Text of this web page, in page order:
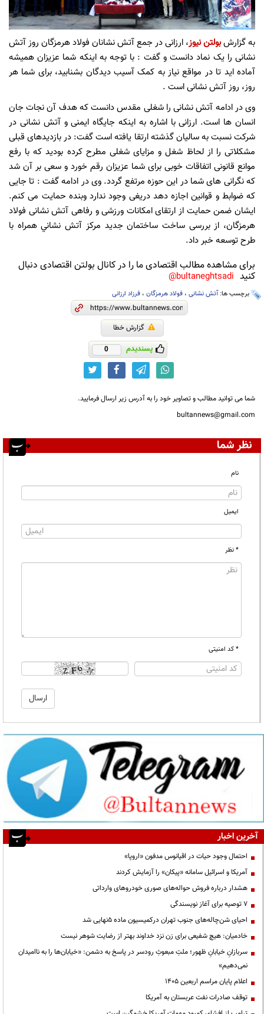
به گزارشبولتن نیوز، ارزانی در جمع آتش نشانان فولاد هرمزگان روز آتش
نشانی را یک نماد دانست و گفت : با توجه به اینکه شما عزیزان همیشه
آماده اید تا در مواقع نیاز به کمک آسیب دیدگان بشنابید، برای شما هر
روز، روز آتش نشانی است .
وی در ا‌دامه آتش نشانی را شغلی مقدس دانست که هدف آن نجات جان
انسان ها است. ارزانی با اشاره به اینکه جایگاه ایمنی و آتش نشانی در
شرکت نسبت به سالیان گذشته ارتقا یافته است گفت: در بازدیدهای قبلی
مشکلاتی را از لحاظ شغل و مزایای شغلی مطرح کرده بودید که با رفع
موانع قانونی اتفاقات خوبی برای شما عزیزان رقم خورد و سعی بر آن شد
که نگرانی های شما در این حوزه مرتفع گردد. وی در ادامه گفت : تا جایی
که ضوابط و قوانین اجازه دهد دریغی وجود ندارد و‌بنده حمایت می کنم.
ایشان ضمن حمایت از ارتقای امکانات ورزشی و رفاهی آتش نشانی فولاد
هرمزگان، از بررسی ساخت ساختمان جدید مركز آتش نشاني همراه با
طرح توسعه خبر داد.
برای مشاهده مطالب اقتصادی ما را در کانال بولتن اقتصادی دنبال
کنید bultaneghtsadi@
برچسب ها:آتش نشانی ، فولاد هرمزگان ، فرزاد ارزانی
گزارش خطا
پسندیدم 0
شما می توانید مطالب و تصاویر خود را به آدرس زیر ارسال فرمایید.
bultannews@gmail.com
نظر شما
نام
ایمیل
* نظر
* کد امنیتی
آخرین اخبار
احتمال وجود حیات در اقیانوس مدفون «اروپا»
آمریکا و اسرائیل سامانه «پیکان» را آزمایش کردند
هشدار درباره فروش حواله‌های صوری خودروهای وارداتی
۷ توصیه برای آغاز نویسندگی
احیای شن‌چاله‌های جنوب تهران درکمیسیون ماده ۵نهایی شد
خادمیان: هیچ شفیعی برای زن نزد خداوند بهتر از رضایت شوهر نیست
سربازانِ خیابانِ ظهور؛ ملتِ مبعوثِ رودسر در پاسخ به دشمن: «خیابان‌ها را به ناامیدان
نمی‌دهیم»
اعلام پایان مراسم اربعین ۱۴۰۵
توقف صادرات نفت عربستان به آمریکا